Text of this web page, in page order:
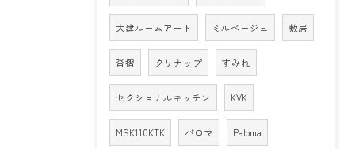
大建ルームアート ミルベージュ 敷居
沓摺 クリナップ すみれ
セクショナルキッチン KVK
MSK110KTK パロマ Paloma